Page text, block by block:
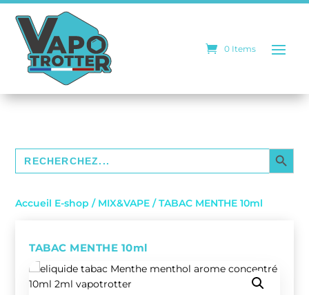
0 Items
Search
for:
SEARCH
Accueil E-shop / MIX&VAPE / TABAC MENTHE 10ml
TABAC MENTHE 10ml